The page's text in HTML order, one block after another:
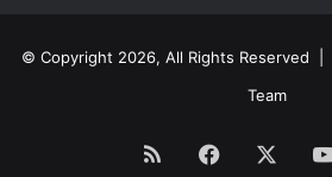
© Copyright 2026, All Rights Reserved |
Team
RSS Facebook